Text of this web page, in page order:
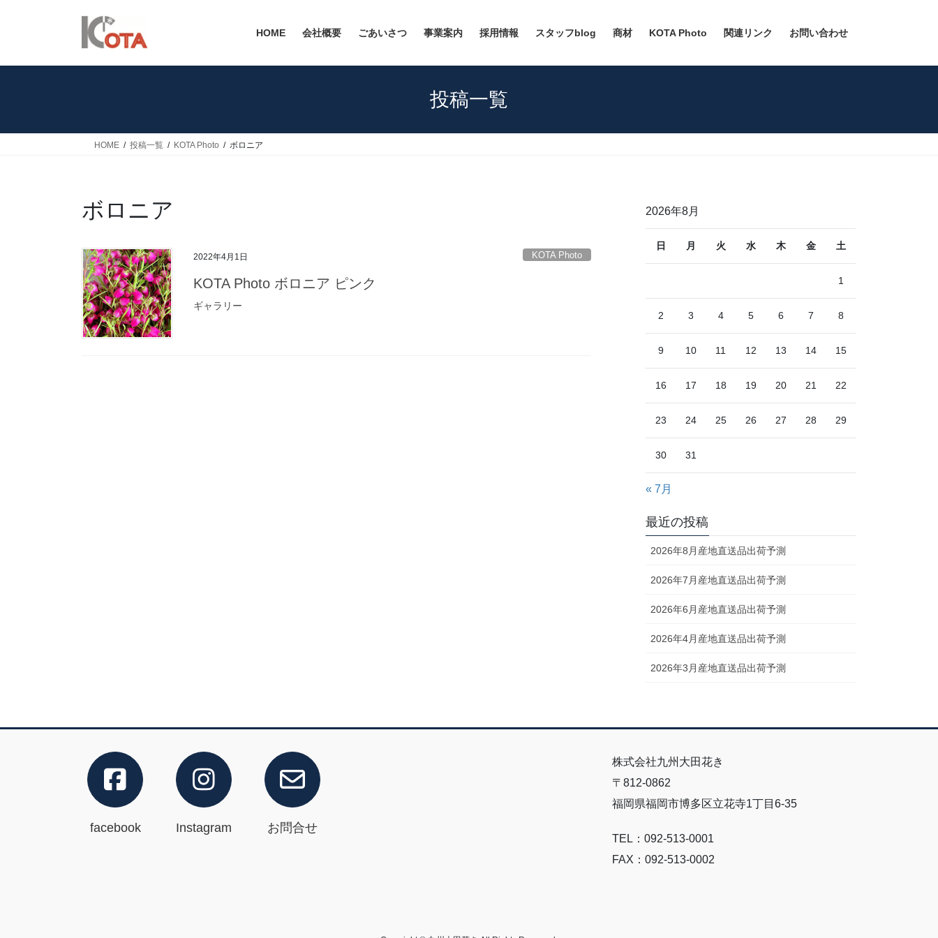
HOME 会社概要 ごあいさつ 事業案内 採用情報 スタッフblog 商材 KOTA Photo 関連リンク お問い合わせ
投稿一覧
HOME 投稿一覧 KOTA Photo ボロニア
ボロニア
2022年4月1日 KOTA Photo
KOTA Photo ボロニア ピンク
ギャラリー
2026年8月
日 月 火 水 木 金 土
1
2 3 4 5 6 7 8
9 10 11 12 13 14 15
16 17 18 19 20 21 22
23 24 25 26 27 28 29
30 31
« 7月
最近の投稿
2026年8月産地直送品出荷予測
2026年7月産地直送品出荷予測
2026年6月産地直送品出荷予測
2026年4月産地直送品出荷予測
2026年3月産地直送品出荷予測
facebook Instagram お問合せ
株式会社九州大田花き
〒812-0862
福岡県福岡市博多区立花寺1丁目6-35
TEL：092-513-0001
FAX：092-513-0002